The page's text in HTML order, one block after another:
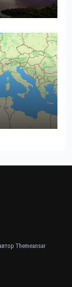
Themeansar